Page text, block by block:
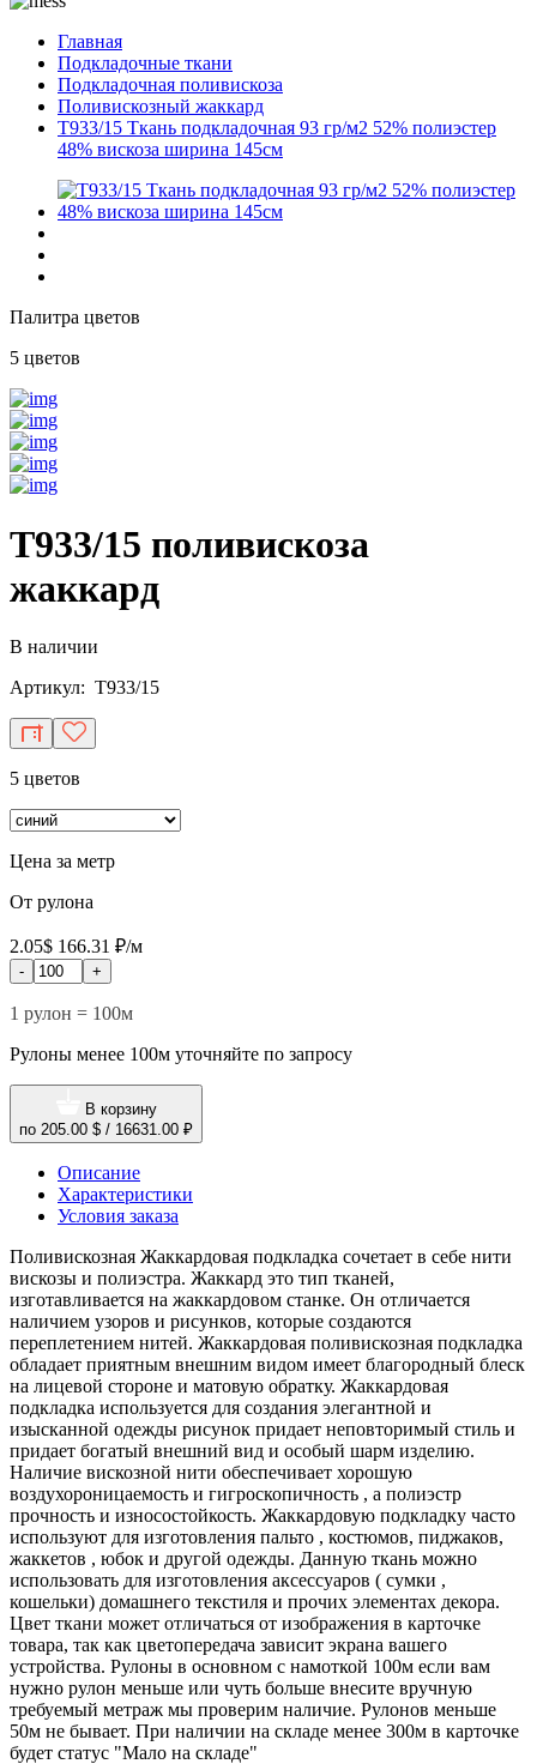
Главная
Подкладочные ткани
Подкладочная поливискоза
Поливискозный жаккард
T933/15 Ткань подкладочная 93 гр/м2 52% полиэстер
48% вискоза ширина 145см
Палитра цветов
5 цветов
T933/15 поливискоза
жаккард
В наличии
Артикул: T933/15
5 цветов
Цена за метр
От рулона
2.05$ 166.31 ₽/м
- +
1 рулон = 100м
Рулоны менее 100м уточняйте по запросу
В корзину
по 205.00 $ / 16631.00 ₽
Описание
Характеристики
Условия заказа
Поливискозная Жаккардовая подкладка сочетает в себе нити
вискозы и полиэстра. Жаккард это тип тканей,
изготавливается на жаккардовом станке. Он отличается
наличием узоров и рисунков, которые создаются
переплетением нитей. Жаккардовая поливискозная подкладка
обладает приятным внешним видом имеет благородный блеск
на лицевой стороне и матовую обратку. Жаккардовая
подкладка используется для создания элегантной и
изысканной одежды рисунок придает неповторимый стиль и
придает богатый внешний вид и особый шарм изделию.
Наличие вискозной нити обеспечивает хорошую
воздухороницаемость и гигроскопичность , а полиэстр
прочность и износостойкость. Жаккардовую подкладку часто
используют для изготовления пальто , костюмов, пиджаков,
жаккетов , юбок и другой одежды. Данную ткань можно
использовать для изготовления аксессуаров ( сумки ,
кошельки) домашнего текстиля и прочих элементах декора.
Цвет ткани может отличаться от изображения в карточке
товара, так как цветопередача зависит экрана вашего
устройства. Рулоны в основном с намоткой 100м если вам
нужно рулон меньше или чуть больше внесите вручную
требуемый метраж мы проверим наличие. Рулонов меньше
50м не бывает. При наличии на складе менее 300м в карточке
будет статус "Мало на складе"